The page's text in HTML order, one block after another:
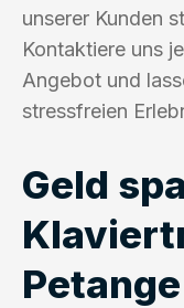
unserer Kunden
Kontaktiere uns
Angebot und
stressfreien
Geld
Petange